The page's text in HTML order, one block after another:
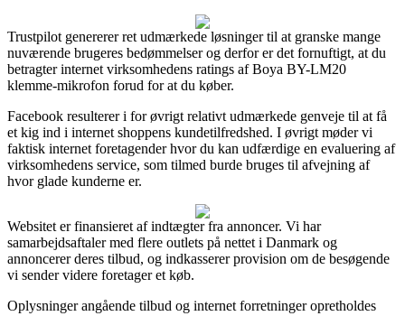
Trustpilot genererer ret udmærkede løsninger til at granske mange
nuværende brugeres bedømmelser og derfor er det fornuftigt, at du
betragter internet virksomhedens ratings af Boya BY-LM20
klemme-mikrofon forud for at du køber.
Facebook resulterer i for øvrigt relativt udmærkede genveje til at få
et kig ind i internet shoppens kundetilfredshed. I øvrigt møder vi
faktisk internet foretagender hvor du kan udfærdige en evaluering af
virksomhedens service, som tilmed burde bruges til afvejning af
hvor glade kunderne er.
Websitet er finansieret af indtægter fra annoncer. Vi har
samarbejdsaftaler med flere outlets på nettet i Danmark og
annoncerer deres tilbud, og indkasserer provision om de besøgende
vi sender videre foretager et køb.
Oplysninger angående tilbud og internet forretninger opretholdes